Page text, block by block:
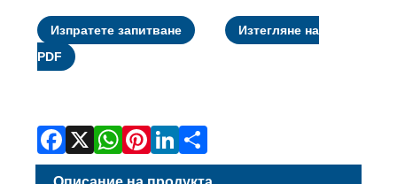
Изпратете запитване
Изтегляне на
PDF